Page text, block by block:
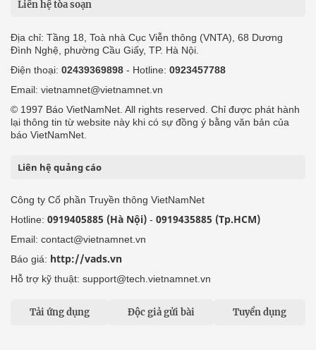
Liên hệ tòa soạn
Địa chỉ: Tầng 18, Toà nhà Cục Viễn thông (VNTA), 68 Dương
Đình Nghệ, phường Cầu Giấy, TP. Hà Nội.
Điện thoại: 02439369898 - Hotline: 0923457788
Email: vietnamnet@vietnamnet.vn
© 1997 Báo VietNamNet. All rights reserved. Chỉ được phát hành
lại thông tin từ website này khi có sự đồng ý bằng văn bản của
báo VietNamNet.
Liên hệ quảng cáo
Công ty Cổ phần Truyền thông VietNamNet
Hotline: 0919405885 (Hà Nội) - 0919435885 (Tp.HCM)
Email: contact@vietnamnet.vn
Báo giá: http://vads.vn
Hỗ trợ kỹ thuật: support@tech.vietnamnet.vn
Tải ứng dụng Độc giả gửi bài Tuyển dụng